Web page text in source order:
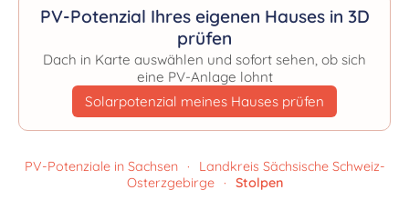
PV-Potenzial Ihres eigenen Hauses in 3D
prüfen
Dach in Karte auswählen und sofort sehen, ob sich
eine PV-Anlage lohnt
Solarpotenzial meines Hauses prüfen
PV-Potenziale in Sachsen ·
Landkreis Sächsische Schweiz-
Osterzgebirge · Stolpen